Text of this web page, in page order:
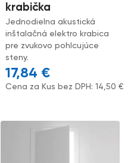
krabička
Jednodielna akustická
inštalačná elektro krabica
pre zvukovo pohlcujúce
steny.
17,84 €
Cena za Kus bez DPH:14,50€